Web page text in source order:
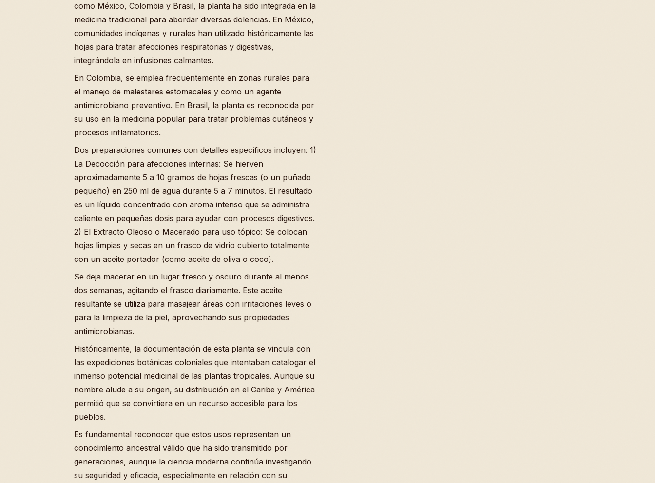
como México, Colombia y Brasil, la planta ha sido integrada en la
medicina tradicional para abordar diversas dolencias. En México,
comunidades indígenas y rurales han utilizado históricamente las
hojas para tratar afecciones respiratorias y digestivas,
integrándola en infusiones calmantes.
En Colombia, se emplea frecuentemente en zonas rurales para
el manejo de malestares estomacales y como un agente
antimicrobiano preventivo. En Brasil, la planta es reconocida por
su uso en la medicina popular para tratar problemas cutáneos y
procesos inflamatorios.
Dos preparaciones comunes con detalles específicos incluyen: 1)
La Decocción para afecciones internas: Se hierven
aproximadamente 5 a 10 gramos de hojas frescas (o un puñado
pequeño) en 250 ml de agua durante 5 a 7 minutos. El resultado
es un líquido concentrado con aroma intenso que se administra
caliente en pequeñas dosis para ayudar con procesos digestivos.
2) El Extracto Oleoso o Macerado para uso tópico: Se colocan
hojas limpias y secas en un frasco de vidrio cubierto totalmente
con un aceite portador (como aceite de oliva o coco).
Se deja macerar en un lugar fresco y oscuro durante al menos
dos semanas, agitando el frasco diariamente. Este aceite
resultante se utiliza para masajear áreas con irritaciones leves o
para la limpieza de la piel, aprovechando sus propiedades
antimicrobianas.
Históricamente, la documentación de esta planta se vincula con
las expediciones botánicas coloniales que intentaban catalogar el
inmenso potencial medicinal de las plantas tropicales. Aunque su
nombre alude a su origen, su distribución en el Caribe y América
permitió que se convirtiera en un recurso accesible para los
pueblos.
Es fundamental reconocer que estos usos representan un
conocimiento ancestral válido que ha sido transmitido por
generaciones, aunque la ciencia moderna continúa investigando
su seguridad y eficacia, especialmente en relación con su